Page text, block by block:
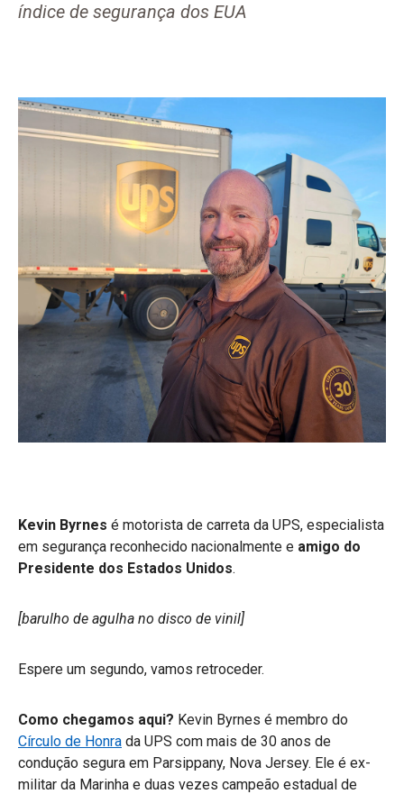
índice de segurança dos EUA
Kevin Byrnes é motorista de carreta da UPS, especialista
em segurança reconhecido nacionalmente e amigo do
Presidente dos Estados Unidos.
[barulho de agulha no disco de vinil]
Espere um segundo, vamos retroceder.
Como chegamos aqui? Kevin Byrnes é membro do
Círculo de Honra da UPS com mais de 30 anos de
condução segura em Parsippany, Nova Jersey. Ele é ex-
militar da Marinha e duas vezes campeão estadual de